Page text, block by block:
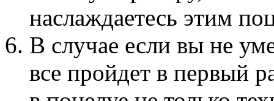
наслаждаетесь этим
В случае если вы не
все пройдет в первый